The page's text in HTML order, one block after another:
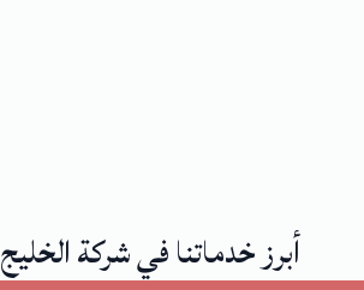
أبرز خدماتنا في شركة الخليج